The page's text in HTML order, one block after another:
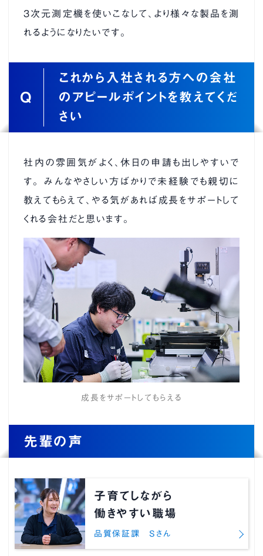
３次元測定機を使いこなして、より様々な製品を測
れるようになりたいです。
Q
これから入社される方への会社
のアピールポイントを教えてくだ
さい
社内の雰囲気がよく、休日の申請も出しやすいで
す。 みんなやさしい方ばかりで未経験でも親切に
教えてもらえて、やる気があれば成長をサポートして
くれる会社だと思います。
成長をサポートしてもらえる
先輩の声
子育てしながら
働きやすい職場
品質保証課 Sさん